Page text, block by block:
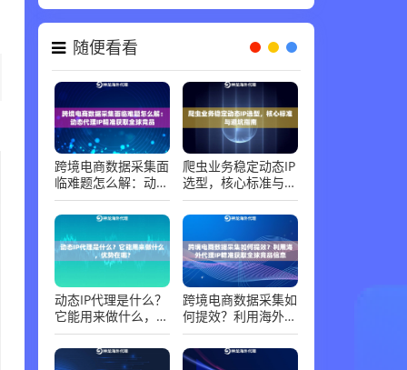
随便看看
跨境电商数据采集面
临难题怎么解：动态
代理IP精准获取全球
竞品
爬虫业务稳定动态IP
选型，核心标准与避
坑指南
动态IP代理是什么？
它能用来做什么，优
势在哪？
跨境电商数据采集如
何提效？利用海外代
理IP精准获取全球竞
品信息